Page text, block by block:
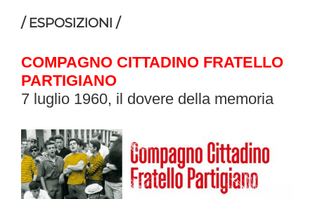
/ ESPOSIZIONI /
COMPAGNO CITTADINO FRATELLO
PARTIGIANO
7 luglio 1960, il dovere della memoria